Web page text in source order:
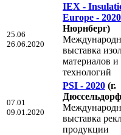
25.06
26.06.2020
IEX -
Europe - 2020
Нюрнберг)
выставка
материалов и
технологий
07.01
09.01.2020
PSI - 2020 (г.
выставка
продукции